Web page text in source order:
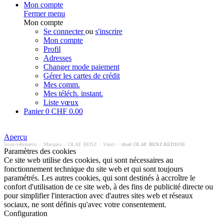
Mon compte
Fermer menu
Mon compte
Se connecterou s'inscrire
Mon compte
Profil
Adresses
Changer mode paiement
Gérer les cartes de crédit
Mes comm.
Mes téléch. instant.
Liste vœux
Panier0 CHF 0.00
Aperçu
Sous-vêtements Marques OLAF BENZ Short short OLAF BENZ RED1010
Paramètres des cookies
Ce site web utilise des cookies, qui sont nécessaires au
fonctionnement technique du site web et qui sont toujours
paramétrés. Les autres cookies, qui sont destinés à accroître le
confort d'utilisation de ce site web, à des fins de publicité directe ou
pour simplifier l'interaction avec d'autres sites web et réseaux
sociaux, ne sont définis qu'avec votre consentement.
Configuration